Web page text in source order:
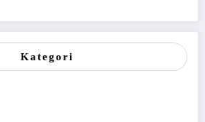
Kategori